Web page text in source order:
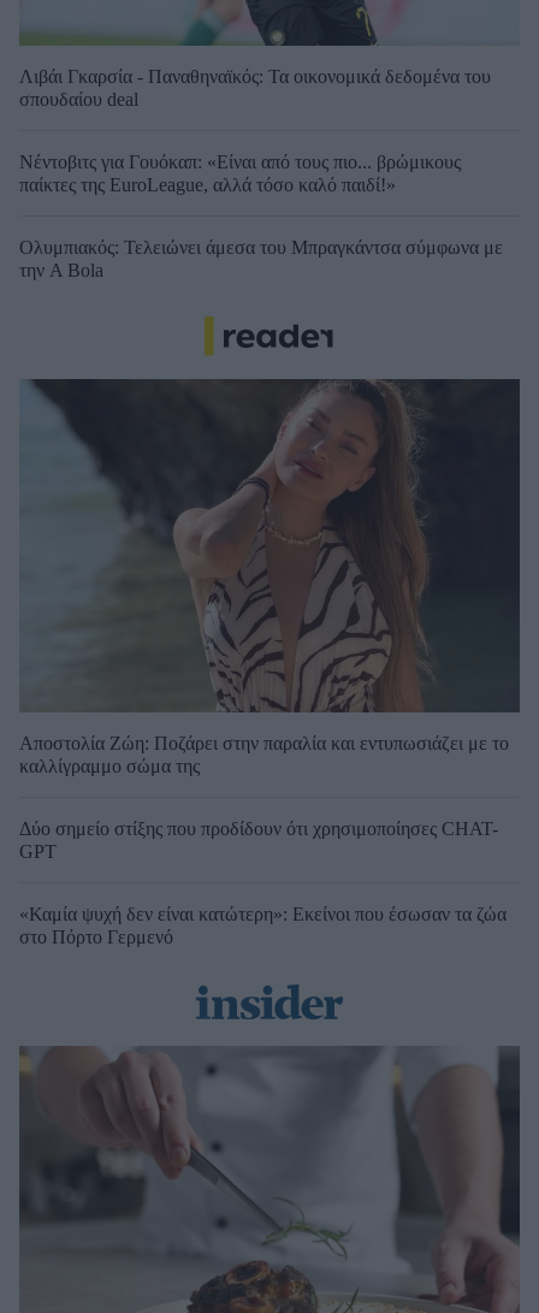
Λιβάι Γκαρσία - Παναθηναϊκός: Τα οικονομικά δεδομένα του
σπουδαίου deal
Νέντοβιτς για Γουόκαπ: «Είναι από τους πιο... βρώμικους
παίκτες της EuroLeague, αλλά τόσο καλό παιδί!»
Ολυμπιακός: Τελειώνει άμεσα του Μπραγκάντσα σύμφωνα με
την A Bola
Αποστολία Ζώη: Ποζάρει στην παραλία και εντυπωσιάζει με το
καλλίγραμμο σώμα της
Δύο σημείο στίξης που προδίδουν ότι χρησιμοποίησες CHAT-
GPT
«Καμία ψυχή δεν είναι κατώτερη»: Εκείνοι που έσωσαν τα ζώα
στο Πόρτο Γερμενό